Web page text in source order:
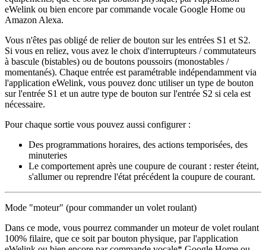
eWelink ou bien encore par commande vocale Google Home ou
Amazon Alexa.
Vous n'êtes pas obligé de relier de bouton sur les entrées S1 et S2.
Si vous en reliez, vous avez le choix d'interrupteurs / commutateurs
à bascule (bistables) ou de boutons poussoirs (monostables /
momentanés). Chaque entrée est paramétrable indépendamment via
l'application eWelink, vous pouvez donc utiliser un type de bouton
sur l'entrée S1 et un autre type de bouton sur l'entrée S2 si cela est
nécessaire.
Pour chaque sortie vous pouvez aussi configurer :
Des programmations horaires, des actions temporisées, des
minuteries
Le comportement après une coupure de courant : rester éteint,
s'allumer ou reprendre l'état précédent la coupure de courant.
Mode "moteur" (pour commander un volet roulant)
Dans ce mode, vous pourrez commander un moteur de volet roulant
100% filaire, que ce soit par bouton physique, par l'application